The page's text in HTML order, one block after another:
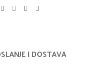
SLANJE I DOSTAVA